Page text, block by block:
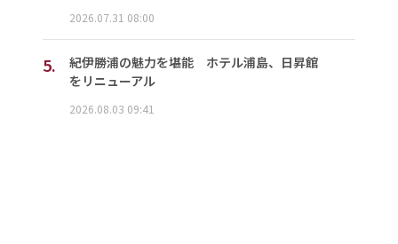
2026.07.31 08:00
5.
紀伊勝浦の魅力を堪能 ホテル浦島、日昇館
をリニューアル
2026.08.03 09:41